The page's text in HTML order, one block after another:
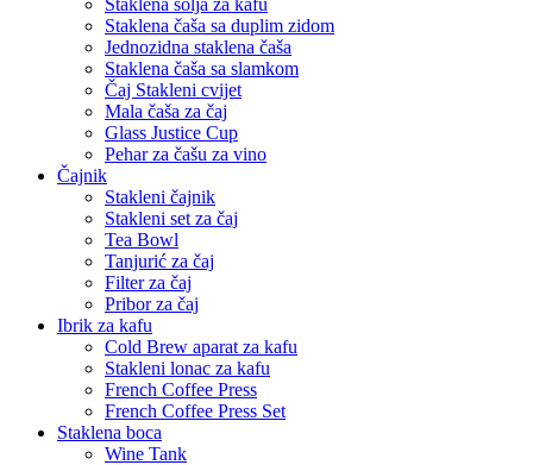
Staklena čaša sa duplim zidom
Jednozidna staklena čaša
Staklena čaša sa slamkom
Čaj Stakleni cvijet
Mala čaša za čaj
Glass Justice Cup
Pehar za čašu za vino
Čajnik
Stakleni čajnik
Stakleni set za čaj
Tea Bowl
Tanjurić za čaj
Filter za čaj
Pribor za čaj
Ibrik za kafu
Cold Brew aparat za kafu
Stakleni lonac za kafu
French Coffee Press
French Coffee Press Set
Staklena boca
Wine Tank